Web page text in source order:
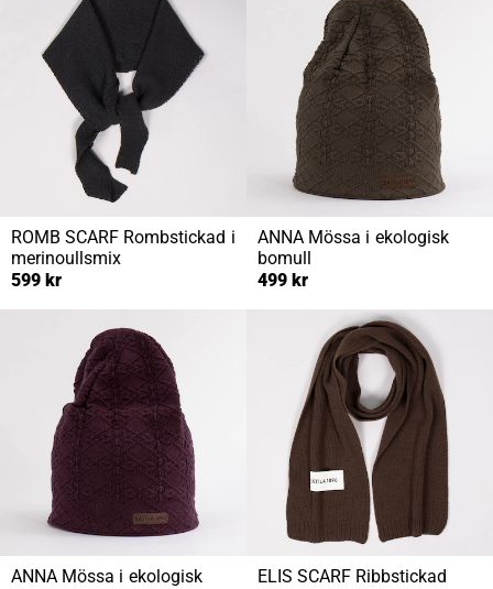
ROMB SCARF Rombstickad i
merinoullsmix
599 kr
ANNA Mössa i ekologisk
bomull
499 kr
ANNA Mössa i ekologisk
ELIS SCARF Ribbstickad